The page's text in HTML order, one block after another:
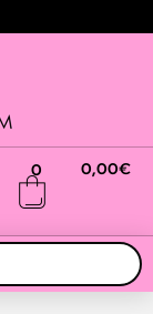
0 0,00€